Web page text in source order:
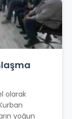
olarak
yoğun